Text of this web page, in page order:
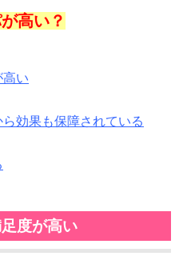
高い？
高い
効果も保障されている
度が高い